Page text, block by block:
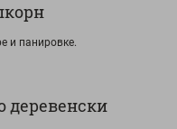
и панировке.
деревенски